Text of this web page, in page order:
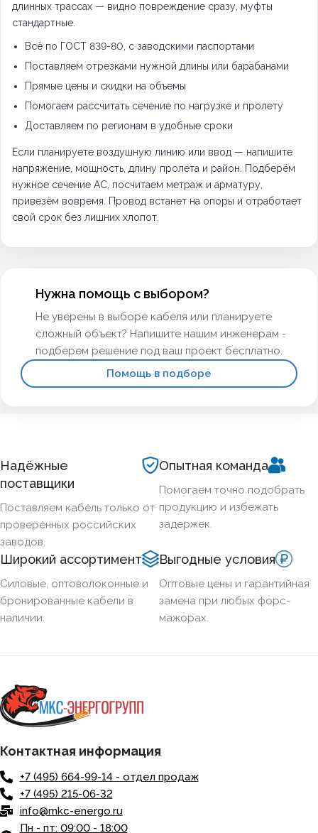
длинных трассах — видно повреждение сразу, муфты
стандартные.
Всё по ГОСТ 839-80, с заводскими паспортами
Поставляем отрезками нужной длины или барабанами
Прямые цены и скидки на объемы
Помогаем рассчитать сечение по нагрузке и пролету
Доставляем по регионам в удобные сроки
Если планируете воздушную линию или ввод — напишите
напряжение, мощность, длину пролета и район. Подберём
нужное сечение АС, посчитаем метраж и арматуру,
привезём вовремя. Провод встанет на опоры и отработает
свой срок без лишних хлопот.
Нужна помощь с выбором?
Не уверены в выборе кабеля или планируете
сложный объект? Напишите нашим инженерам -
подберем решение под ваш проект бесплатно.
Помощь в подборе
Надёжные
поставщики
Поставляем кабель только от
проверенных российских
заводов.
Опытная команда
Помогаем точно подобрать
продукцию и избежать
задержек.
Широкий ассортимент
Силовые, оптоволоконные и
бронированные кабели в
наличии.
Выгодные условия
Оптовые цены и гарантийная
замена при любых форс-
мажорах.
Контактная информация
+7 (495) 664-99-14 - отдел продаж
+7 (495) 215-06-32
info@mkc-energo.ru
Пн - пт: 09:00 - 18:00